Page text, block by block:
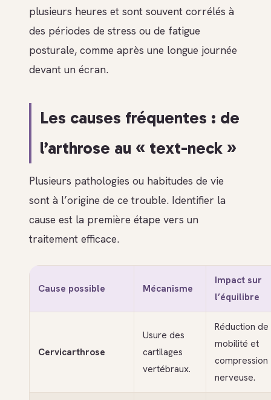
plusieurs heures et sont souvent corrélés à
des périodes de stress ou de fatigue
posturale, comme après une longue journée
devant un écran.
Les causes fréquentes : de
l’arthrose au « text-neck »
Plusieurs pathologies ou habitudes de vie
sont à l’origine de ce trouble. Identifier la
cause est la première étape vers un
traitement efficace.
Cause possible Mécanisme
Impact sur
l’équilibre
Cervicarthrose
Usure des
cartilages
vertébraux.
Réduction de
mobilité et
compression
nerveuse.